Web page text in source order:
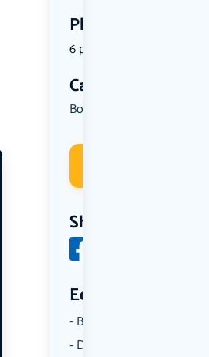
Plekken
6 plekken beschikbaar
Categorie
Borrelen
Share
Een aantal
Borrelen
Dansen